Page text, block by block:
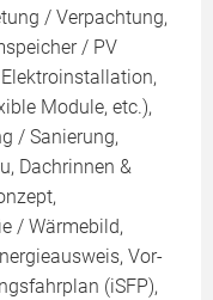
/ Verpachtung,
/ PV
Module, etc.),
/ Sanierung,
Dachrinnen &
/ Wärmebild,
Vor-
(iSFP),